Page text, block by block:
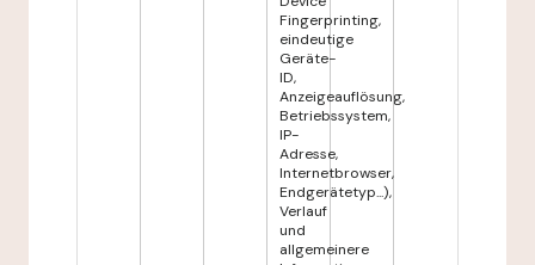
Fingerprinting,
eindeutige
Geräte-
ID,
Anzeigeauflösung,
Betriebssystem,
IP-
Adresse,
Internetbrowser,
Endgerätetyp...),
Verlauf
und
allgemeinere